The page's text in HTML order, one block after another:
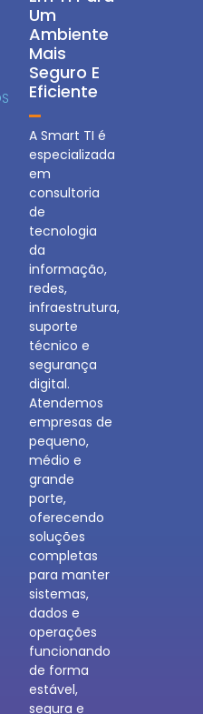
Um
Ambiente
Mais
Seguro E
Eficiente
A Smart TI é
especializada
em
consultoria
de
tecnologia
da
informação,
redes,
infraestrutura,
suporte
técnico e
segurança
digital.
Atendemos
empresas de
pequeno,
médio e
grande
porte,
oferecendo
soluções
completas
para manter
sistemas,
dados e
operações
funcionando
de forma
estável,
segura e